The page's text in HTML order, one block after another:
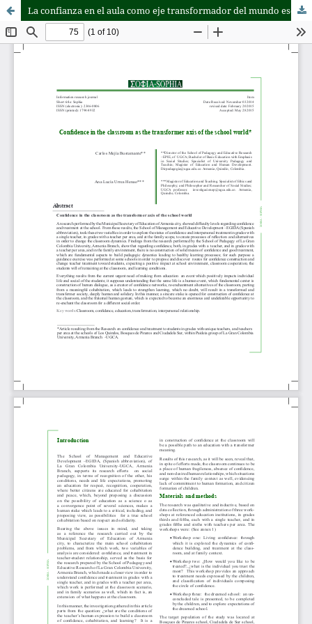
La confianza en el aula como eje transformador del mundo escolar